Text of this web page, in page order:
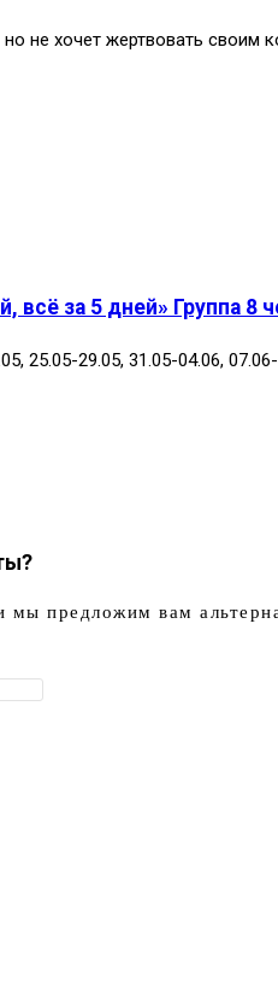
но не хочет жертвовать
за 5 дней» Группа 8
25.05-29.05, 31.05-04.06,
предложим вам